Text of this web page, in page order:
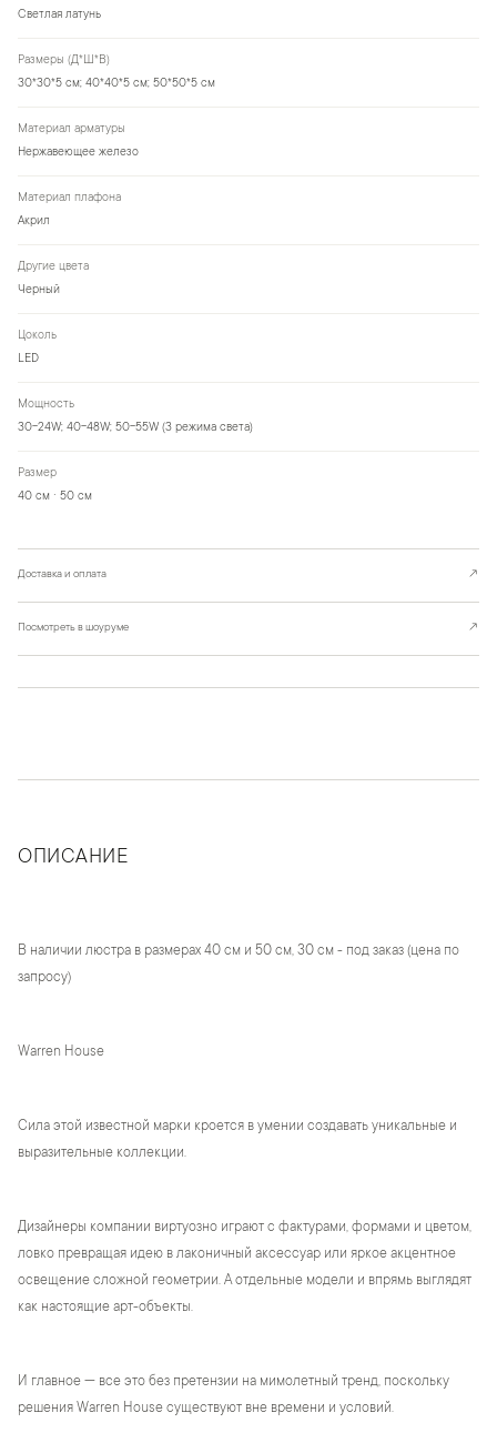
Светлая латунь
Размеры (Д*Ш*В)
30*30*5 см; 40*40*5 см; 50*50*5 см
Материал арматуры
Нержавеющее железо
Материал плафона
Акрил
Другие цвета
Черный
Цоколь
LED
Мощность
30-24W; 40-48W; 50-55W (3 режима света)
Размер
40 см · 50 см
Доставка и оплата ↗
Посмотреть в шоуруме ↗
ОПИСАНИЕ
В наличии люстра в размерах 40 см и 50 см, 30 см - под заказ (цена по
запросу)
Warren House
Сила этой известной марки кроется в умении создавать уникальные и
выразительные коллекции.
Дизайнеры компании виртуозно играют с фактурами, формами и цветом,
ловко превращая идею в лаконичный аксессуар или яркое акцентное
освещение сложной геометрии. А отдельные модели и впрямь выглядят
как настоящие арт-объекты.
И главное — все это без претензии на мимолетный тренд, поскольку
решения Warren House существуют вне времени и условий.